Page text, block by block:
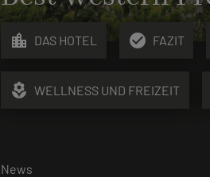
location_city DAS HOTEL check_circle FAZIT
local_florist WELLNESS UND FREIZEIT
News